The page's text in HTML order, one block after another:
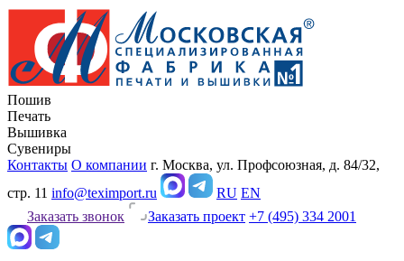
Пошив
Печать
Вышивка
Сувениры
Контакты О компании г. Москва, ул. Профсоюзная, д. 84/32,
стр. 11 info@teximport.ru RU EN
Заказать звонок
Заказать проект +7 (495) 334 2001